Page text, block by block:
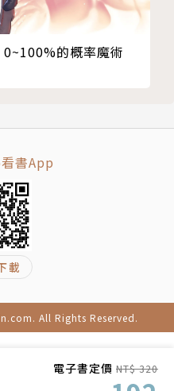
電子書定價 NT$ 320
0~100%的概率魔術
書App
載
All Rights Reserved.